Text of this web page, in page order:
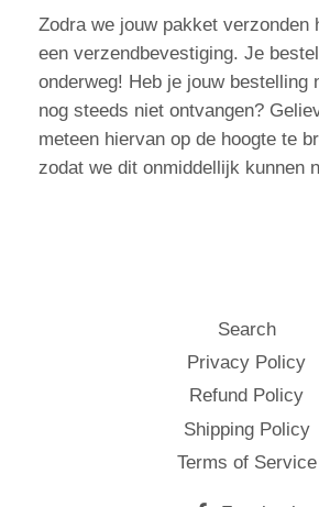
Zodra we jouw pakket verzonden
een verzendbevestiging. Je
onderweg! Heb je jouw bestelling
nog steeds niet ontvangen?
meteen hiervan op de hoogte te
zodat we dit onmiddellijk kunnen
Search
Privacy Policy
Refund Policy
Shipping Policy
Terms of Service